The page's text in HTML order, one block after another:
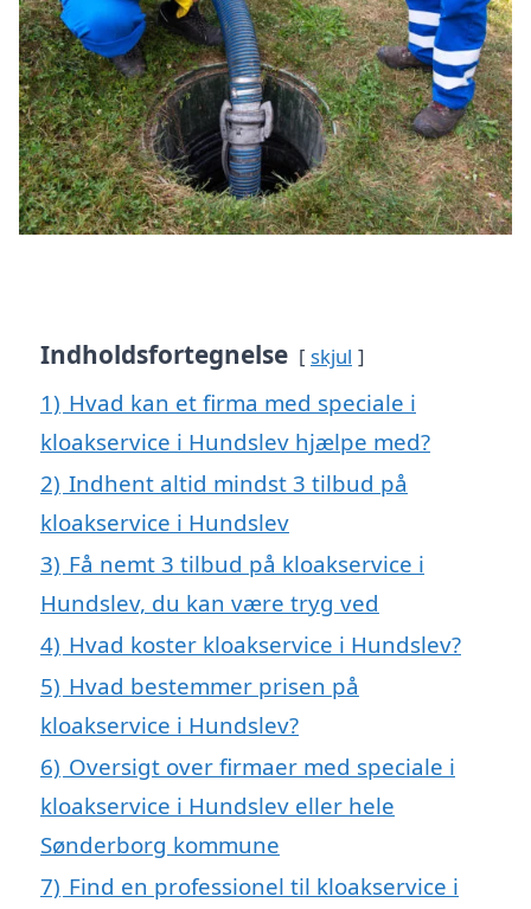
Indholdsfortegnelse skjul
1) Hvad kan et firma med speciale i
kloakservice i Hundslev hjælpe med?
2) Indhent altid mindst 3 tilbud på
kloakservice i Hundslev
3) Få nemt 3 tilbud på kloakservice i
Hundslev, du kan være tryg ved
4) Hvad koster kloakservice i Hundslev?
5) Hvad bestemmer prisen på
kloakservice i Hundslev?
6) Oversigt over firmaer med speciale i
kloakservice i Hundslev eller hele
Sønderborg kommune
7) Find en professionel til kloakservice i